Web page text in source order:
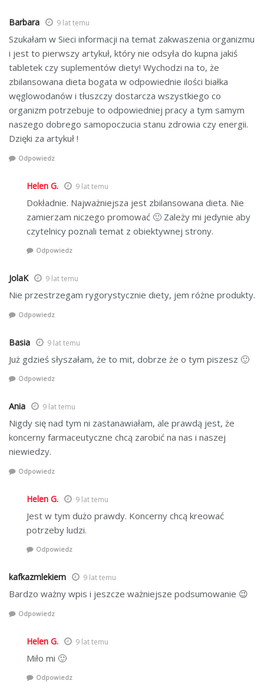
Barbara 9 lat temu
Szukałam w Sieci informacji na temat zakwaszenia organizmu
i jest to pierwszy artykuł, który nie odsyła do kupna jakiś
tabletek czy suplementów diety! Wychodzi na to, że
zbilansowana dieta bogata w odpowiednie ilości białka
węglowodanów i tłuszczy dostarcza wszystkiego co
organizm potrzebuje to odpowiedniej pracy a tym samym
naszego dobrego samopoczucia stanu zdrowia czy energii.
Dzięki za artykuł !
Odpowiedz
Helen G. 9 lat temu
Dokładnie. Najważniejsza jest zbilansowana dieta. Nie
zamierzam niczego promować 🙂 Zależy mi jedynie aby
czytelnicy poznali temat z obiektywnej strony.
Odpowiedz
JolaK 9 lat temu
Nie przestrzegam rygorystycznie diety, jem różne produkty.
Odpowiedz
Basia 9 lat temu
Już gdzieś słyszałam, że to mit, dobrze że o tym piszesz 🙂
Odpowiedz
Ania 9 lat temu
Nigdy się nad tym ni zastanawiałam, ale prawdą jest, że
koncerny farmaceutyczne chcą zarobić na nas i naszej
niewiedzy.
Odpowiedz
Helen G. 9 lat temu
Jest w tym dużo prawdy. Koncerny chcą kreować
potrzeby ludzi.
Odpowiedz
kafkazmlekiem 9 lat temu
Bardzo ważny wpis i jeszcze ważniejsze podsumowanie 😉
Odpowiedz
Helen G. 9 lat temu
Miło mi 🙂
Odpowiedz